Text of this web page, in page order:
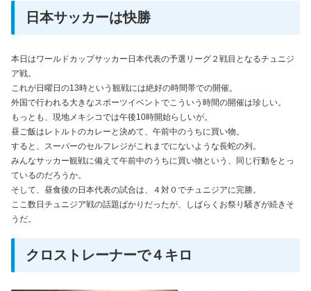
日本サッカーは快勝
本日はワールドカップサッカー日本代表の予選リーグ２戦目となるチュニジ
ア戦。
これが日曜日の13時という観戦には絶好の時間帯での開催。
外国で行われる大きなスポーツイベントでこういう時間の開催は珍しい。
もっとも、現地メキシコでは午後10時開始らしいが。
昼ご飯はレトルトのカレーと決めて、午前中のうちに買い物。
すると、スーパーのセルフレジがこれまでにないような長蛇の列。
みんなサッカー観戦に備えて午前中のうちに買い物という、同じ行動をとっ
ているのだろうか。
そして、昼食後の日本代表の試合は、４対０でチュニジアに完勝。
ここ数日チュニジア戦の話題ばかりだったが、しばらくお祭り騒ぎが続きそ
うだ。
クロストレーナーで４キロ